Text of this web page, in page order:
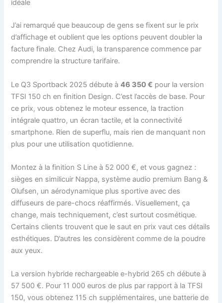
idéale
J’ai remarqué que beaucoup de gens se fixent sur le prix
d’affichage et oublient que les options peuvent doubler la
facture finale. Chez Audi, la transparence commence par
comprendre la structure tarifaire.
Le Q3 Sportback 2025 débute à46 350 € pour la version
TFSI 150 ch en finition Design. C’est l’accès de base. Pour
ce prix, vous obtenez le moteur essence, la traction
intégrale quattro, un écran tactile, et la connectivité
smartphone. Rien de superflu, mais rien de manquant non
plus pour une utilisation quotidienne.
Montez à la finition S Line à 52 000 €, et vous gagnez :
sièges en similicuir Nappa, système audio premium Bang &
Olufsen, un aérodynamique plus sportive avec des
diffuseurs de pare-chocs réaffirmés. Visuellement, ça
change, mais techniquement, c’est surtout cosmétique.
Certains clients trouvent que le saut en prix vaut ces détails
esthétiques. D’autres les considèrent comme de la poudre
aux yeux.
La version hybride rechargeable e-hybrid 265 ch débute à
57 500 €. Pour 11 000 euros de plus par rapport à la TFSI
150, vous obtenez 115 ch supplémentaires, une batterie de